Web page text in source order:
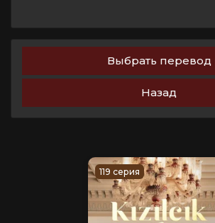
Выбрать перевод
Назад
119 серия